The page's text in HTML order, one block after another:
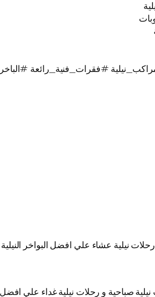
#فقرات_فنية_رائعة
نيلية عشاء علي افضل البواخر
صباحية و رحلات نيلية غداء علي افضل